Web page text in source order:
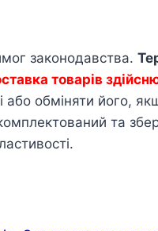
законодавства.
товарів
обміняти його,
та